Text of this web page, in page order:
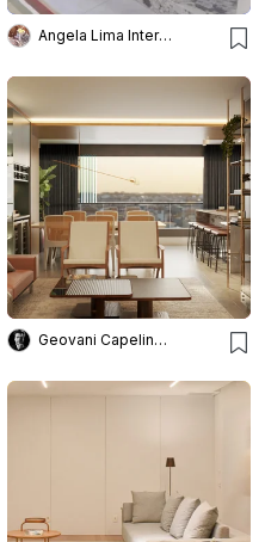
Angela Lima Interiores
Geovani Capelina Arquitetura